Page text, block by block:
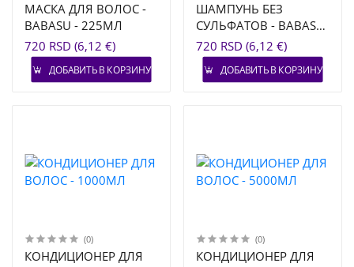
МАСКА ДЛЯ ВОЛОС -
BABASU - 225МЛ
720 RSD (6,12 €)
ДОБАВИТЬ В КОРЗИНУ
ШАМПУНЬ БЕЗ
СУЛЬФАТОВ - BABASU
- 250МЛ
720 RSD (6,12 €)
ДОБАВИТЬ В КОРЗИНУ
(0)
КОНДИЦИОНЕР ДЛЯ
(0)
КОНДИЦИОНЕР ДЛЯ